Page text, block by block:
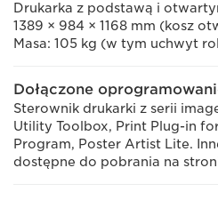
Drukarka z podstawą i
1389 × 984 × 1168 mm (kosz
Masa: 105 kg (w tym uchwyt
Dołączone
Sterownik drukarki z serii
Utility Toolbox, Print Plug-in
Program, Poster Artist Lite.
dostępne do pobrania na